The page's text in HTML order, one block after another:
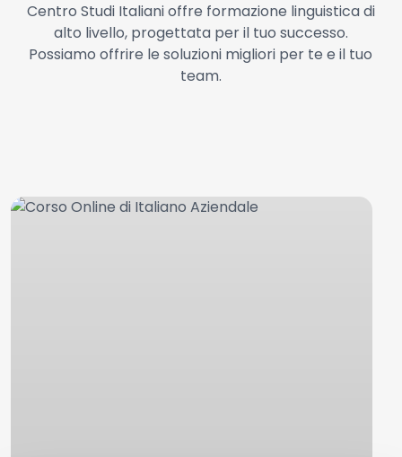
Centro Studi Italiani offre formazione linguistica di
alto livello, progettata per il tuo successo.
Possiamo offrire le soluzioni migliori per te e il tuo
team.
Corso